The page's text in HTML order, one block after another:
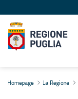
Homepage La Regione